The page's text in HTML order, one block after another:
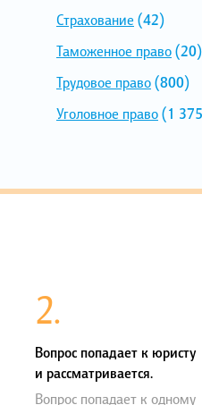
Страхование (42)
Таможенное право(20)
Трудовое право(800)
Уголовное право(1
2.
Вопрос попадает к юристу
и рассматривается.
Вопрос попадает к одному